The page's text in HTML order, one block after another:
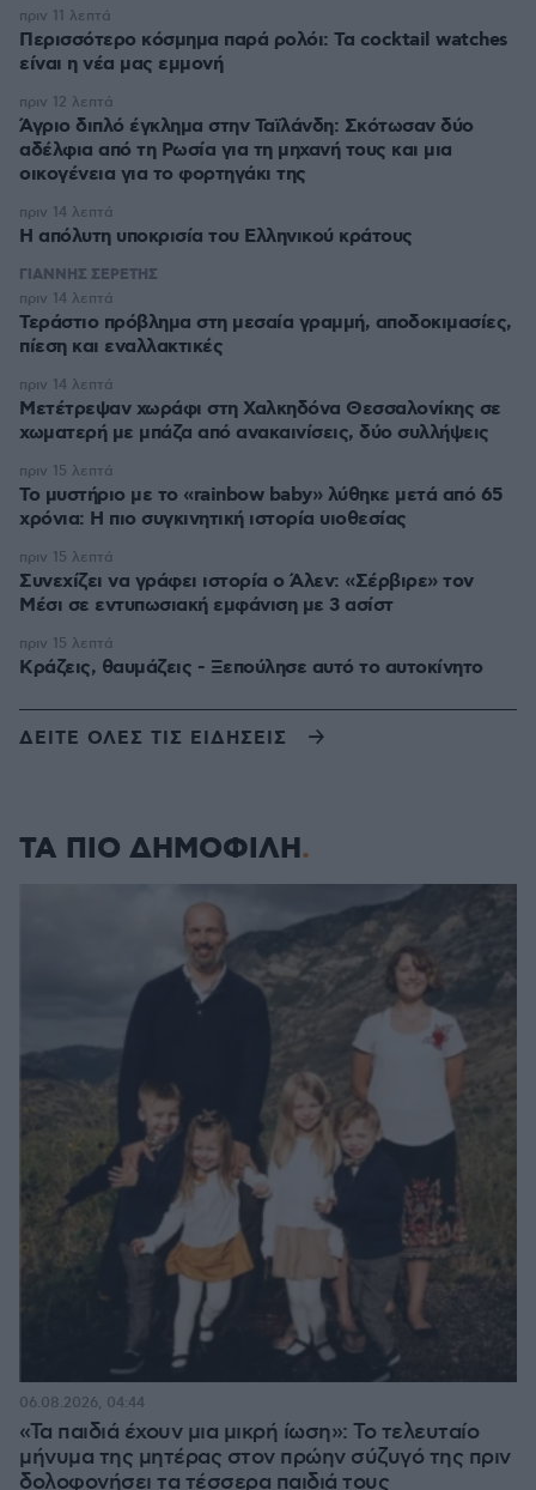
Περισσότερο κόσμημα παρά ρολόι: Τα cocktail watches
είναι η νέα μας εμμονή
πριν 11 λεπτά
Άγριο διπλό έγκλημα στην Ταϊλάνδη: Σκότωσαν δύο
αδέλφια από τη Ρωσία για τη μηχανή τους και μια
οικογένεια για το φορτηγάκι της
πριν 12 λεπτά
Η απόλυτη υποκρισία του Ελληνικού κράτους
πριν 14 λεπτά
ΓΙΑΝΝΗΣ ΣΕΡΕΤΗΣ
Τεράστιο πρόβλημα στη μεσαία γραμμή, αποδοκιμασίες,
πίεση και εναλλακτικές
πριν 14 λεπτά
Μετέτρεψαν χωράφι στη Χαλκηδόνα Θεσσαλονίκης σε
χωματερή με μπάζα από ανακαινίσεις, δύο συλλήψεις
πριν 14 λεπτά
Το μυστήριο με το «rainbow baby» λύθηκε μετά από 65
χρόνια: Η πιο συγκινητική ιστορία υιοθεσίας
πριν 15 λεπτά
Συνεχίζει να γράφει ιστορία ο Άλεν: «Σέρβιρε» τον
Μέσι σε εντυπωσιακή εμφάνιση με 3 ασίστ
πριν 15 λεπτά
Κράζεις, θαυμάζεις - Ξεπούλησε αυτό το αυτοκίνητο
πριν 15 λεπτά
ΔΕΙΤΕ ΟΛΕΣ ΤΙΣ ΕΙΔΗΣΕΙΣ
ΤΑ ΠΙΟ ΔΗΜΟΦΙΛΗ
«Τα παιδιά έχουν μια μικρή ίωση»: Το τελευταίο
μήνυμα της μητέρας στον πρώην σύζυγό της πριν
δολοφονήσει τα τέσσερα παιδιά τους
06.08.2026, 04:44